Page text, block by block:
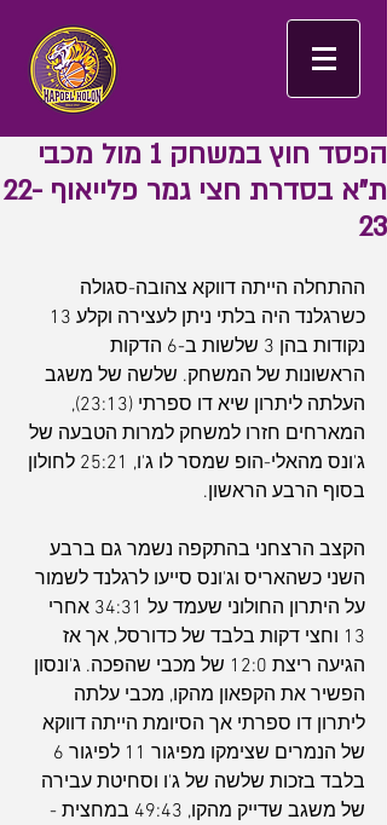
הפסד חוץ במשחק 1 מול מכבי
ת"א בסדרת חצי גמר פלייאוף 22-
23
ההתחלה הייתה דווקא צהובה-סגולה
נקודות בהן 3 שלשות ב-6 הדקות
הראשונות של המשחק. שלשה של משגב
העלתה ליתרון שיא דו ספרתי (23:13),
המארחים חזרו למשחק למרות הטבעה של
ג'ונס מהאלי-הופ שמסר לו ג'ו, 25:21 לחולון
בסוף הרבע הראשון.
הקצב הרצחני בהתקפה נשמר גם ברבע
השני כשהאריס וג'ונס סייעו לרגלנד לשמור
על היתרון החולוני שעמד על 34:31 אחרי
13 וחצי דקות בלבד של כדורסל, אך אז
הגיעה ריצת 12:0 של מכבי שהפכה. ג'ונסון
הפשיר את הקפאון מהקו, מכבי עלתה
ליתרון דו ספרתי אך הסיומת הייתה דווקא
בלבד בזכות שלשה של ג'ו וסחיטת עבירה
של משגב שדייק מהקו, 49:43 במחצית -